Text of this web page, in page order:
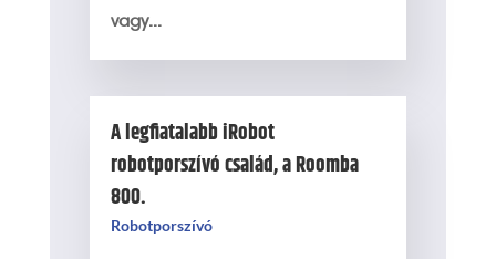
vagy...
A legfiatalabb iRobot
robotporszívó család, a Roomba
800.
Robotporszívó